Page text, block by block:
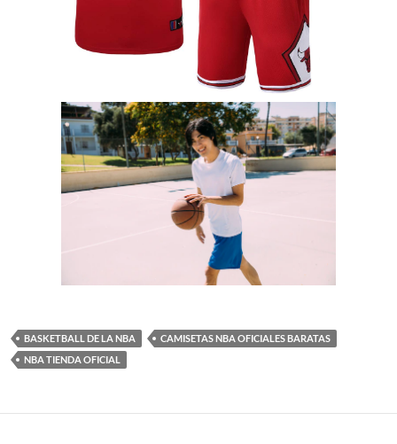
BASKETBALL DE LA NBA
CAMISETAS NBA OFICIALES BARATAS
NBA TIENDA OFICIAL